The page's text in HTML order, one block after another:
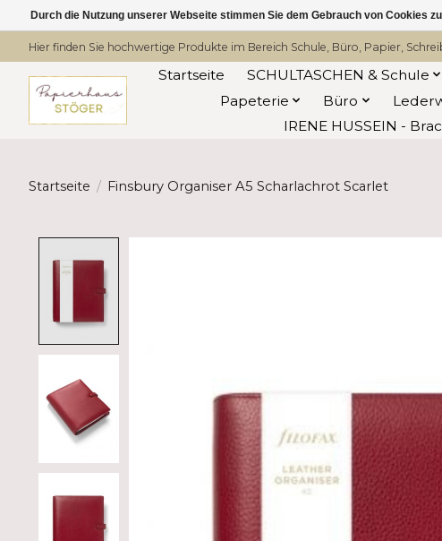
Hier finden Sie hochwertige Produkte im Bereich Schule, Büro, Papier,
Startseite SCHULTASCHEN & Schule
Papeterie
Büro
IRENE HUSSEIN -
Startseite / Finsbury Organiser A5 Scharlachrot Scarlet
Durch die Nutzung unserer Webseite stimmen Sie dem Gebrauch von Cookies